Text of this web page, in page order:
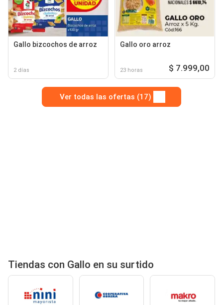
Gallo bizcochos de arroz
2 días
Gallo oro arroz
23 horas $ 7.999,00
Ver todas las ofertas (17)
Tiendas con Gallo en su surtido